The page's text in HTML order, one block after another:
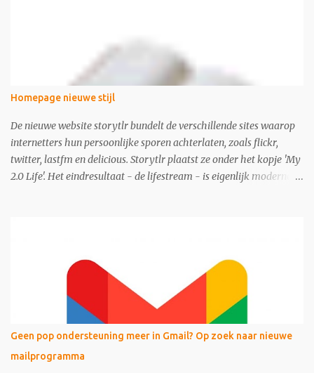
Homepage nieuwe stijl
De nieuwe website storytlr bundelt de verschillende sites waarop
internetters hun persoonlijke sporen achterlaten, zoals flickr,
twitter, lastfm en delicious. Storytlr plaatst ze onder het kopje 'My
2.0 Life'. Het eindresultaat - de lifestream - is eigenlijk moderne
Geen pop ondersteuning meer in Gmail? Op zoek naar nieuwe
mailprogramma